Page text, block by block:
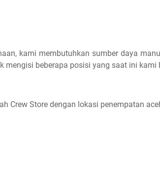
kami membutuhkan sumber daya
mengisi beberapa posisi yang saat ini kami
Crew Store dengan lokasi penempatan